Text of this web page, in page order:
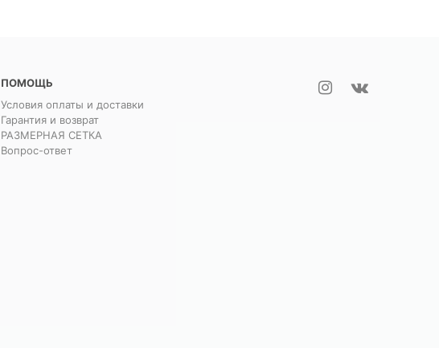
ПОМОЩЬ
Условия оплаты и доставки
Гарантия и возврат
РАЗМЕРНАЯ СЕТКА
Вопрос-ответ